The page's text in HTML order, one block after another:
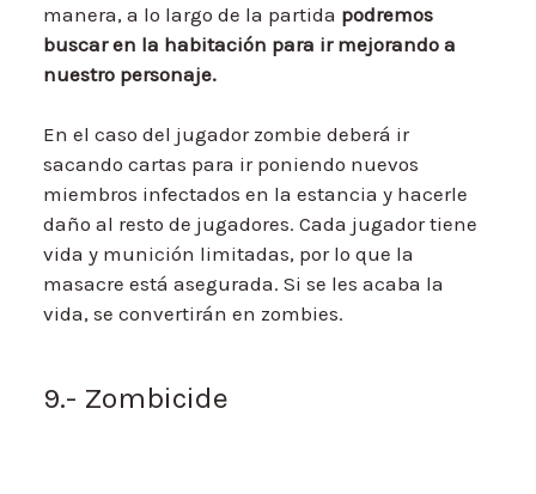
manera, a lo largo de la partida podremos
buscar en la habitación para ir mejorando a
nuestro personaje.
En el caso del jugador zombie deberá ir
sacando cartas para ir poniendo nuevos
miembros infectados en la estancia y hacerle
daño al resto de jugadores. Cada jugador tiene
vida y munición limitadas, por lo que la
masacre está asegurada. Si se les acaba la
vida, se convertirán en zombies.
9.- Zombicide